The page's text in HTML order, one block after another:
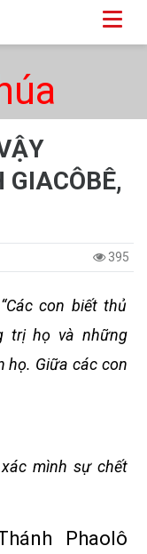
395
con biết thủ
trị họ và những
họ. Giữa các con
mình sự chết
Phaolô